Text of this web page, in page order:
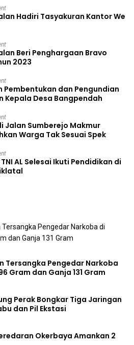
Hadiri Tasyakuran Kantor We
Beri Penghargaan Bravo
2023
Pembentukan dan Pengundian
Kepala Desa Bangpendah
Jalan Sumberejo Makmur
Warga Tak Sesuai Spek
AL Selesai Ikuti Pendidikan di
Tersangka Pengedar Narkoba
Gram dan Ganja 131 Gram
Perak Bongkar Tiga Jaringan
dan Pil Ekstasi
Okerbaya Amankan 2